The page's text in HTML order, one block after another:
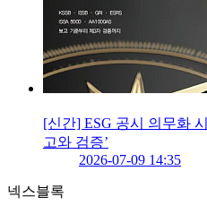
[신간] ESG 공시 의무화
고와 검증’
2026-07-09 14:35
넥스블록